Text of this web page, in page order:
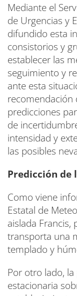
Mediante el
de Urgencias y
difundido esta
consistorios y
establecer las
seguimiento y
ante esta
recomendación
predicciones
de
intensidad y
las posibles
Predicción de
Como viene
Estatal de
aislada Francis,
transporta una
templado y
Por otro lado,
estacionaria